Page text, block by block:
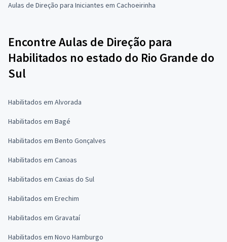
Aulas de Direção para Iniciantes em Cachoeirinha
Encontre Aulas de Direção para
Habilitados no estado do Rio Grande do
Sul
Habilitados em Alvorada
Habilitados em Bagé
Habilitados em Bento Gonçalves
Habilitados em Canoas
Habilitados em Caxias do Sul
Habilitados em Erechim
Habilitados em Gravataí
Habilitados em Novo Hamburgo